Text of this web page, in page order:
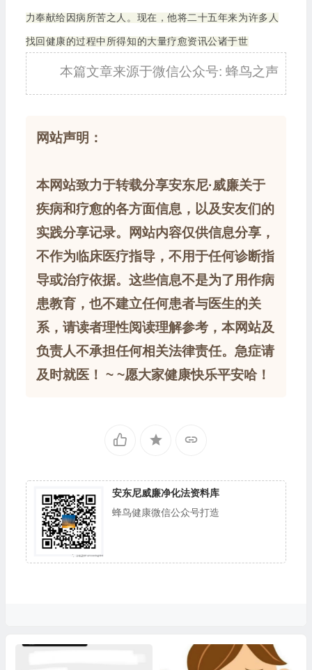
力奉献给因病所苦之人。现在，他将二十五年来为许多人
找回健康的过程中所得知的大量疗愈资讯公诸于世
本篇文章来源于微信公众号: 蜂鸟之声
网站声明：
本网站致力于转载分享安东尼·威廉关于
疾病和疗愈的各方面信息，以及安友们的
实践分享记录。网站内容仅供信息分享，
不作为临床医疗指导，不用于任何诊断指
导或治疗依据。这些信息不是为了用作病
患教育，也不建立任何患者与医生的关
系，请读者理性阅读理解参考，本网站及
负责人不承担任何相关法律责任。急症请
及时就医！ ~ ~愿大家健康快乐平安哈！
安东尼威廉净化法资料库
蜂鸟健康微信公众号打造